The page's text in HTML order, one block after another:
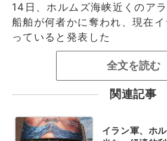
14日、ホルムズ海峡近くのア
船舶が何者かに奪われ、現在
っていると発表した
全文を読む
関連記事
イラン軍、ホ